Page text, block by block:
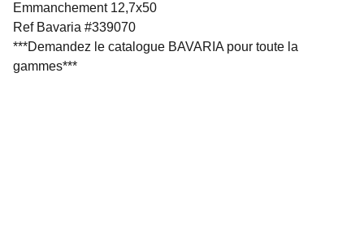
Emmanchement 12,7x50
Ref Bavaria #339070
***Demandez le catalogue BAVARIA pour toute la
gammes***